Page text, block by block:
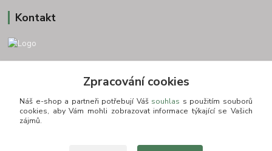
Kontakt
Otevírací doba: PO-PÁ: 9:00-16:00 NUTNÁ REZERVACE
info@zkusnositko.cz
Zpracování cookies
Náš e-shop a partneři potřebují Váš souhlas s použitím souborů
cookies, aby Vám mohli zobrazovat informace týkající se Vašich
zájmů.